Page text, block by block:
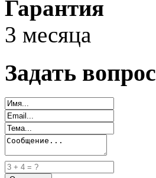
Гарантия
3 месяца
Задать вопрос